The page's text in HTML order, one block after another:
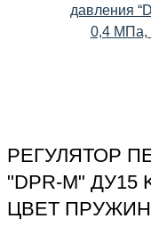
РЕГУЛЯТОР
"DPR-M" ДУ15
ЦВЕТ